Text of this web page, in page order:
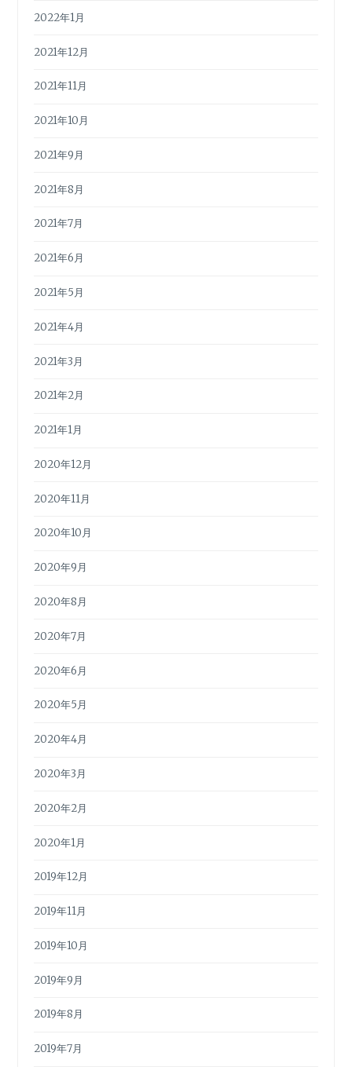
2022年1月
2021年12月
2021年11月
2021年10月
2021年9月
2021年8月
2021年7月
2021年6月
2021年5月
2021年4月
2021年3月
2021年2月
2021年1月
2020年12月
2020年11月
2020年10月
2020年9月
2020年8月
2020年7月
2020年6月
2020年5月
2020年4月
2020年3月
2020年2月
2020年1月
2019年12月
2019年11月
2019年10月
2019年9月
2019年8月
2019年7月